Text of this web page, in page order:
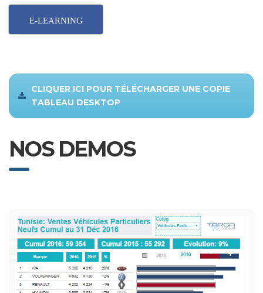
E-LEARNING
CLIQUER ICI POUR TÉLÉCHARGER UNE COPIE
TABLEAU DESKTOP
NOS DEMOS